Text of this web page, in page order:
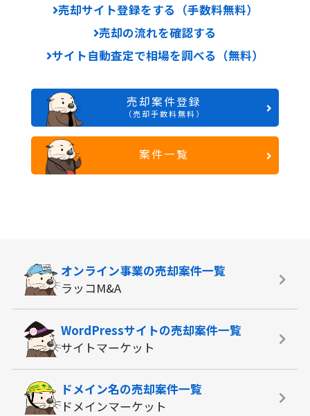
売却サイト登録をする（手数料無料）
売却の流れを確認する
サイト自動査定で相場を調べる（無料）
売却案件登録
（売却手数料無料）
案件一覧
オンライン事業の売却案件一覧
ラッコM&A
WordPressサイトの売却案件一覧
サイトマーケット
ドメイン名の売却案件一覧
ドメインマーケット